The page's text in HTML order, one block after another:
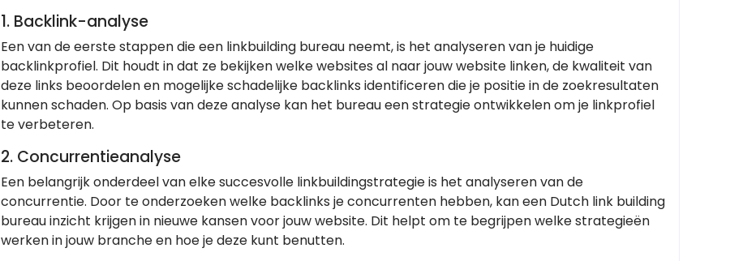
1. Backlink-analyse
Een van de eerste stappen die een linkbuilding bureau neemt, is het analyseren van je huidige
backlinkprofiel. Dit houdt in dat ze bekijken welke websites al naar jouw website linken, de kwaliteit van
deze links beoordelen en mogelijke schadelijke backlinks identificeren die je positie in de zoekresultaten
kunnen schaden. Op basis van deze analyse kan het bureau een strategie ontwikkelen om je linkprofiel
te verbeteren.
2. Concurrentieanalyse
Een belangrijk onderdeel van elke succesvolle linkbuildingstrategie is het analyseren van de
concurrentie. Door te onderzoeken welke backlinks je concurrenten hebben, kan een Dutch link building
bureau inzicht krijgen in nieuwe kansen voor jouw website. Dit helpt om te begrijpen welke strategieën
werken in jouw branche en hoe je deze kunt benutten.